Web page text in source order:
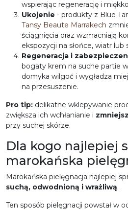
wspierając regenerację i
Ukojenie - produkty z Blue
Tansy Beaute Marrakech
ściągnięcia oraz wzmacniają
ekspozycji na słońce, wiatr
Regeneracja i
bogaty krem na suche partie
domyka wilgoć i wygładza
na przesuszenie.
Pro tip: delikatne wklepywanie
zwiększa ich wchłanianie i
przy suchej skórze.
Dla kogo najlepiej
marokańska
Marokańska pielęgnacja najlepiej
suchą, odwodnioną i wrażliwą.
Ten sposób pielęgnacji powstał w